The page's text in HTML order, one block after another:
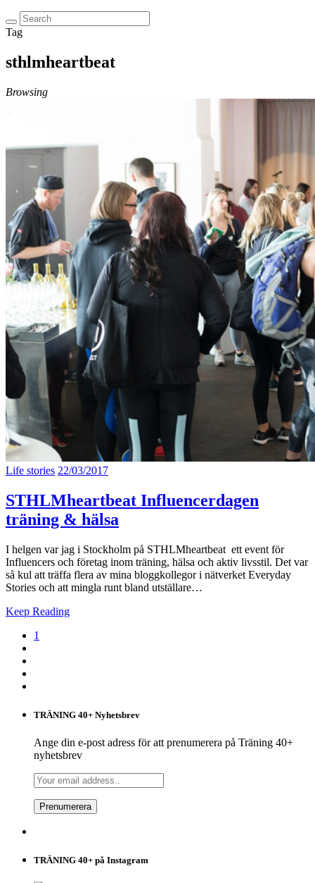
Tag
sthlmheartbeat
Browsing
Life stories 22/03/2017
STHLMheartbeat Influencerdagen
träning & hälsa
I helgen var jag i Stockholm på STHLMheartbeat ett event för
Influencers och företag inom träning, hälsa och aktiv livsstil. Det var
så kul att träffa flera av mina bloggkollegor i nätverket Everyday
Stories och att mingla runt bland utställare…
Keep Reading
1
TRÄNING 40+ Nyhetsbrev
Ange din e-post adress för att prenumerera på Träning 40+
nyhetsbrev
TRÄNING 40+ på Instagram